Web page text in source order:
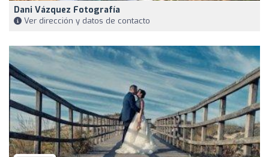
Dani Vázquez Fotografía
Ver dirección y datos de contacto